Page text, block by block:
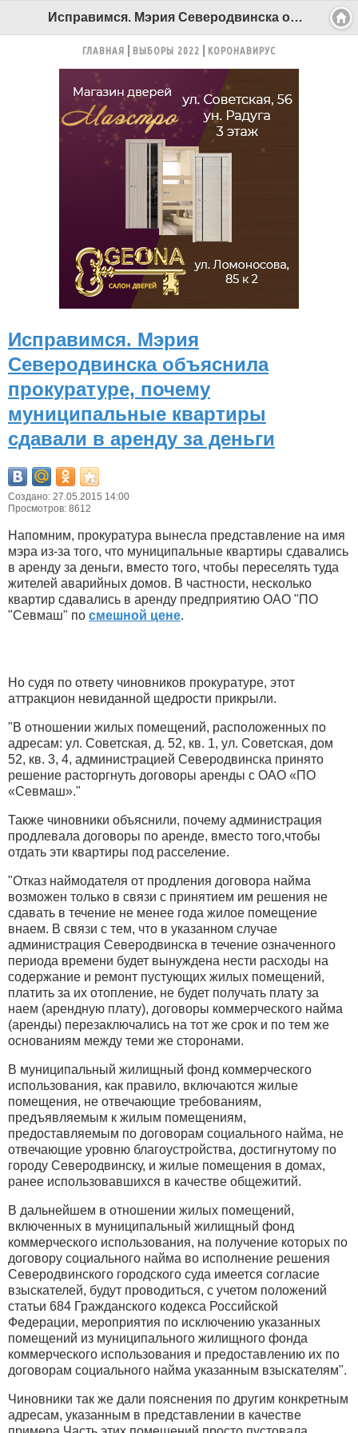
Исправимся. Мэрия Северодвинска объяснила прокуратуре, почему муниципальные квартиры сдавали в аренду за деньги - Беломорканал Северодвинск tv29.ru
ГЛАВНАЯ ВЫБОРЫ 2022 КОРОНАВИРУС
Исправимся. Мэрия
Северодвинска объяснила
прокуратуре, почему
муниципальные квартиры
сдавали в аренду за деньги
Создано: 27.05.2015 14:00
Просмотров: 8612
Напомним, прокуратура вынесла представление на имя
мэра из-за того, что муниципальные квартиры сдавались
в аренду за деньги, вместо того, чтобы переселять туда
жителей аварийных домов. В частности, несколько
квартир сдавались в аренду предприятию ОАО "ПО
"Севмаш" по смешной цене.
Но судя по ответу чиновников прокуратуре, этот
аттракцион невиданной щедрости прикрыли.
"В отношении жилых помещений, расположенных по
адресам: ул. Советская, д. 52, кв. 1, ул. Советская, дом
52, кв. 3, 4, администрацией Северодвинска принято
решение расторгнуть договоры аренды с ОАО «ПО
«Севмаш»."
Также чиновники объяснили, почему администрация
продлевала договоры по аренде, вместо того,чтобы
отдать эти квартиры под расселение.
"Отказ наймодателя от продления договора найма
возможен только в связи с принятием им решения не
сдавать в течение не менее года жилое помещение
внаем. В связи с тем, что в указанном случае
администрация Северодвинска в течение означенного
периода времени будет вынуждена нести расходы на
содержание и ремонт пустующих жилых помещений,
платить за их отопление, не будет получать плату за
наем (арендную плату), договоры коммерческого найма
(аренды) перезаключались на тот же срок и по тем же
основаниям между теми же сторонами.
В муниципальный жилищный фонд коммерческого
использования, как правило, включаются жилые
помещения, не отвечающие требованиям,
предъявляемым к жилым помещениям,
предоставляемым по договорам социального найма, не
отвечающие уровню благоустройства, достигнутому по
городу Северодвинску, и жилые помещения в домах,
ранее использовавшихся в качестве общежитий.
В дальнейшем в отношении жилых помещений,
включенных в муниципальный жилищный фонд
коммерческого использования, на получение которых по
договору социального найма во исполнение решения
Северодвинского городского суда имеется согласие
взыскателей, будут проводиться, с учетом положений
статьи 684 Гражданского кодекса Российской
Федерации, мероприятия по исключению указанных
помещений из муниципального жилищного фонда
коммерческого использования и предоставлению их по
договорам социального найма указанным взыскателям".
Чиновники так же дали пояснения по другим конкретным
адресам, указанным в представлении в качестве